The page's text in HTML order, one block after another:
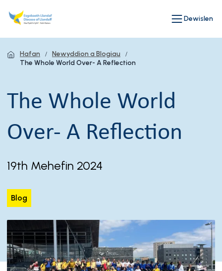
Dewislen
Hafan
Newyddion a Blogiau
The Whole World Over- A Reflection
The Whole World
Over- A Reflection
19th Mehefin 2024
Blog